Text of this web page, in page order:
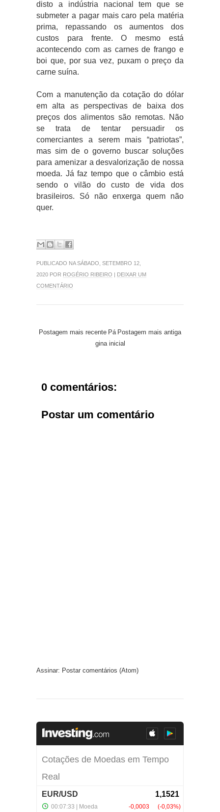
disto a indústria nacional tem que se
submeter a pagar mais caro pela matéria
prima, repassando os aumentos dos
custos para frente. O mesmo está
acontecendo com as carnes de frango e
boi que, por sua vez, puxam o preço da
carne suína.
Com a manutenção da cotação do dólar
em alta as perspectivas de baixa dos
preços dos alimentos são remotas. Não
se trata de tentar persuadir os
comerciantes a serem mais “patriotas”,
mas sim de o governo buscar soluções
para amenizar a desvalorização de nossa
moeda. Já faz tempo que o câmbio está
sendo o vilão do custo de vida dos
brasileiros. Só não enxerga quem não
quer.
PUBLICADO NA SÁBADO, SETEMBRO 12,
2020 POR ROGÉRIO RIBEIRO | DEIXAR UM
COMENTÁRIO
Postagem mais recente Postagem mais antiga
Pá
gina inicial
0 comentários:
Postar um comentário
Assinar: Postar comentários (Atom)